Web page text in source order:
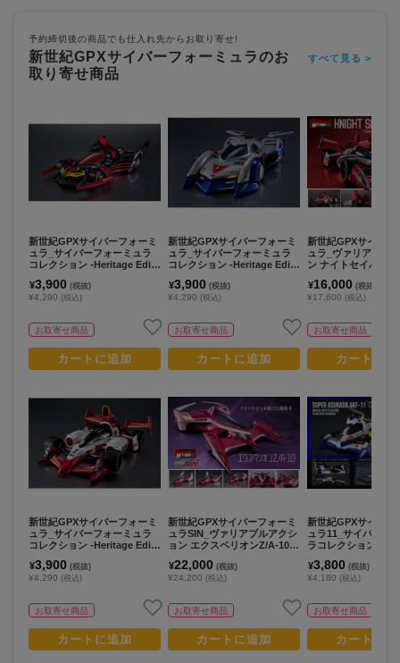
予約締切後の商品でも仕入れ先からお取り寄せ!
新世紀GPXサイバーフォーミュラのお
取り寄せ商品
すべて見る >
新世紀GPXサイバーフォーミ
ュラ_サイバーフォーミュラ
コレクション -Heritage Editi
¥3,900 (税抜)
¥4,290 (税込)
お取寄せ商品
カートに追加
新世紀GPXサイバーフォーミ
ュラ_サイバーフォーミュラ
コレクション -Heritage Editi
¥3,900 (税抜)
¥4,290 (税込)
お取寄せ商品
カートに追加
新世紀GPXサイバーフォーミ
ュラ_サイバーフォーミュラ
コレクション -Heritage Editi
モード
¥3,900 (税抜)
¥4,290 (税込)
お取寄せ商品
カートに追加
新世紀GPXサイバーフォーミ
ュラSIN_ヴァリアブルアクシ
ョン エクスペリオンZ/A-10
¥22,000 (税抜)
¥24,200 (税込)
お取寄せ商品
カートに追加
新世紀GPXサイバー
ュラ_ヴァリアブル
ン ナイトセイバー
¥16,000 (税抜)
¥17,600 (税込)
お取寄せ商品
カートに
新世紀GPXサイバー
ュラ11_サイバーフ
ラコレクション -
F-11
¥3,800 (税抜)
¥4,180 (税込)
お取寄せ商品
カートに